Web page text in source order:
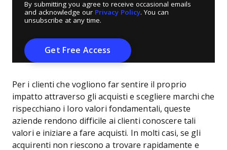
By submitting you agree to receive occasional emails
and acknowledge our Privacy Policy. You can
unsubscribe at any time.
Per i clienti che vogliono far sentire il proprio
impatto attraverso gli acquisti e scegliere marchi che
rispecchiano i loro valori fondamentali, queste
aziende rendono difficile ai clienti conoscere tali
valori e iniziare a fare acquisti. In molti casi, se gli
acquirenti non riescono a trovare rapidamente e